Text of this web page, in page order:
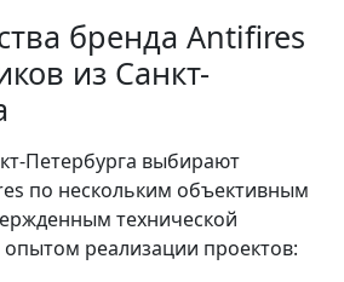
бренда Antifires
из Санкт-
Петербурга выбирают
по нескольким объективным
технической
реализации проектов: